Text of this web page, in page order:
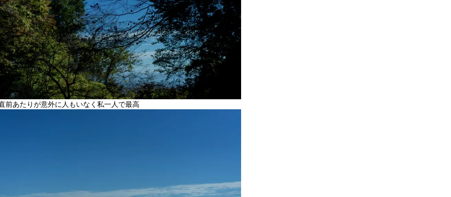
前あたりが意外に人もいなく私一人で最高